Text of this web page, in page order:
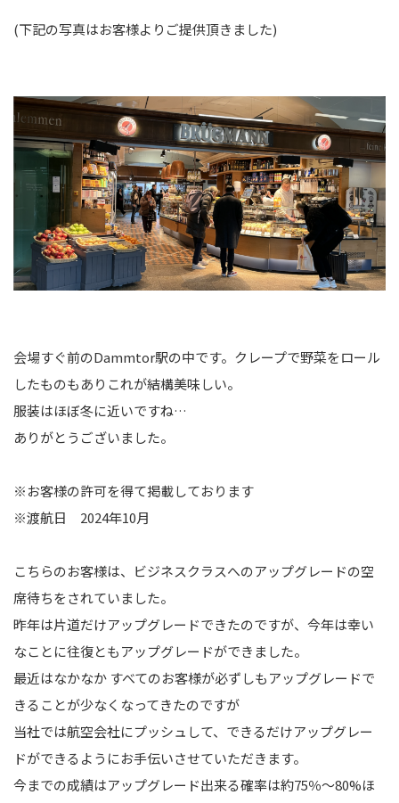
(下記の写真はお客様よりご提供頂きました)
会場すぐ前のDammtor駅の中です。クレープで野菜をロール
したものもありこれが結構美味しい。
服装はほぼ冬に近いですね…
ありがとうございました。
※お客様の許可を得て掲載しております
※渡航日 2024年10月
こちらのお客様は、ビジネスクラスへのアップグレードの空
席待ちをされていました。
昨年は片道だけアップグレードできたのですが、今年は幸い
なことに往復ともアップグレードができました。
最近はなかなか すべてのお客様が必ずしもアップグレードで
きることが少なくなってきたのですが
当社では航空会社にプッシュして、できるだけアップグレー
ドができるようにお手伝いさせていただきます。
今までの成績はアップグレード出来る確率は約75％～80%ほ